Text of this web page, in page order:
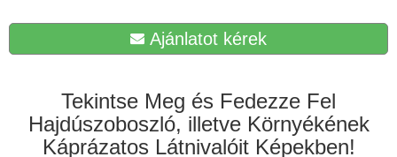
Ajánlatot kérek
Tekintse Meg és Fedezze Fel
Hajdúszoboszló, illetve Környékének
Káprázatos Látnivalóit Képekben!